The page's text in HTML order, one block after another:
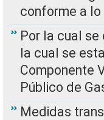
conforme a lo
Por la cual se
la cual se
Componente
Público de
Medidas